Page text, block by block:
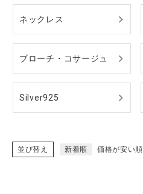
ナチュラル服
ファッション雑貨
ギフト
ネックレス
ブローチ・コサージュ
Silver925
並び替え 新着順 価格が安い順